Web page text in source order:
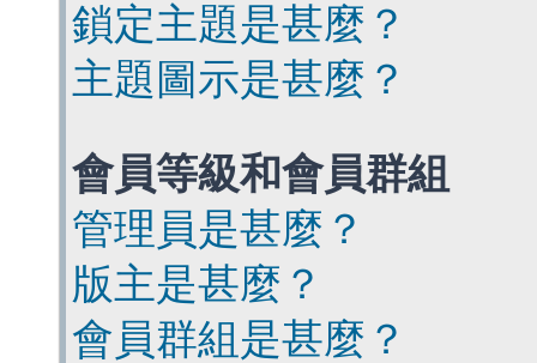
鎖定主題是甚麼？
主題圖示是甚麼？
會員等級和會員群組
管理員是甚麼？
版主是甚麼？
會員群組是甚麼？